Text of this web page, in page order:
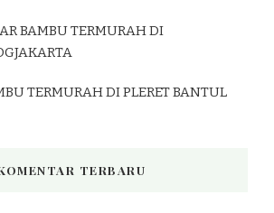
BAMBU TERMURAH DI
TERMURAH DI PLERET BANTUL
TERBARU